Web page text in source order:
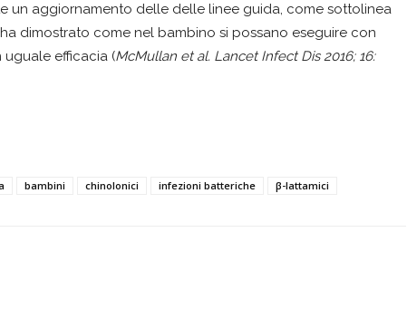
un aggiornamento delle delle linee guida, come sottolinea
dimostrato come nel bambino si possano eseguire con
uguale efficacia (McMullan et al. Lancet Infect Dis 2016; 16:
bambini chinolonici infezioni batteriche β-lattamici